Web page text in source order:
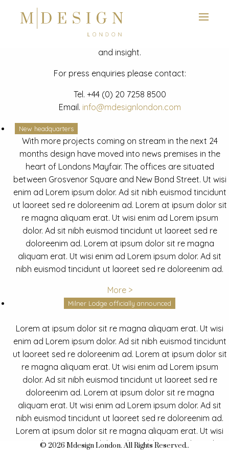
News
Latest mdesign development project and advisory news
and insight.
For press enquiries please contact:
Tel. +44 (0) 20 7258 8500
Email. info@mdesignlondon.com
New headquarters
With more projects coming on stream in the next 24
months design have moved into news premises in the
heart of Londons Mayfair. The offices are situated
between Grosvenor Square and New Bond Street. Ut wisi
enim ad Lorem ipsum dolor. Ad sit nibh euismod tincidunt
ut laoreet sed re doloreenim ad. Lorem at ipsum dolor sit
re magna aliquam erat. Ut wisi enim ad Lorem ipsum
dolor. Ad sit nibh euismod tincidunt ut laoreet sed re
doloreenim ad. Lorem at ipsum dolor sit re magna
aliquam erat. Ut wisi enim ad Lorem ipsum dolor. Ad sit
nibh euismod tincidunt ut laoreet sed re doloreenim ad.
More >
Milner Lodge officially announced
Lorem at ipsum dolor sit re magna aliquam erat. Ut wisi
enim ad Lorem ipsum dolor. Ad sit nibh euismod tincidunt
ut laoreet sed re doloreenim ad. Lorem at ipsum dolor sit
re magna aliquam erat. Ut wisi enim ad Lorem ipsum
dolor. Ad sit nibh euismod tincidunt ut laoreet sed re
doloreenim ad. Lorem at ipsum dolor sit re magna
aliquam erat. Ut wisi enim ad Lorem ipsum dolor. Ad sit
nibh euismod tincidunt ut laoreet sed re doloreenim ad.
Lorem at ipsum dolor sit re magna aliquam erat. Ut wisi
enim ad Lorem ipsum dolor. Ad sit nibh euismod tincidunt
© 2026 Mdesign London. All Rights Reserved..